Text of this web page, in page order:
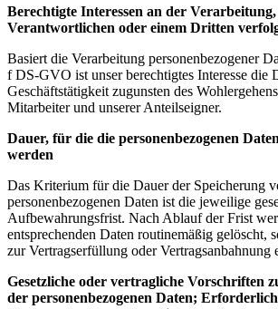
Berechtigte Interessen an der
Verantwortlichen oder einem Dritten
Basiert die Verarbeitung personenbezogener
f DS-GVO ist unser berechtigtes Interesse die
Geschäftstätigkeit zugunsten des
Mitarbeiter und unserer Anteilseigner.
Dauer, für die die personenbezogenen
werden
Das Kriterium für die Dauer der Speicherung
personenbezogenen Daten ist die jeweilige
Aufbewahrungsfrist. Nach Ablauf der Frist
entsprechenden Daten routinemäßig gelöscht,
zur Vertragserfüllung oder Vertragsanbahnung
Gesetzliche oder vertragliche Vorschriften
der personenbezogenen Daten;